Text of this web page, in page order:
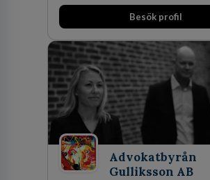
och Oceanien. Vi är specialister inom
affärsjuridikens alla områden och vi
fler än 450 jurister på fem kontor i
Köpenhamn, Århus, Oslo och
på DLA Piper erbjuda våra klienter en
effektiv och gränsöverskridande
expertis. På vårt kontor i centrala
vi idag drygt 240 medarbetare.
Besök profil
Advokatbyrån
Gulliksson AB